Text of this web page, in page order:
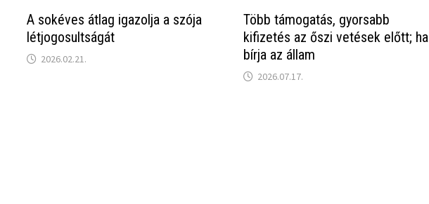
A sokéves átlag igazolja a szója
létjogosultságát
2026.02.21.
Több támogatás, gyorsabb
kifizetés az őszi vetések előtt; ha
bírja az állam
2026.07.17.